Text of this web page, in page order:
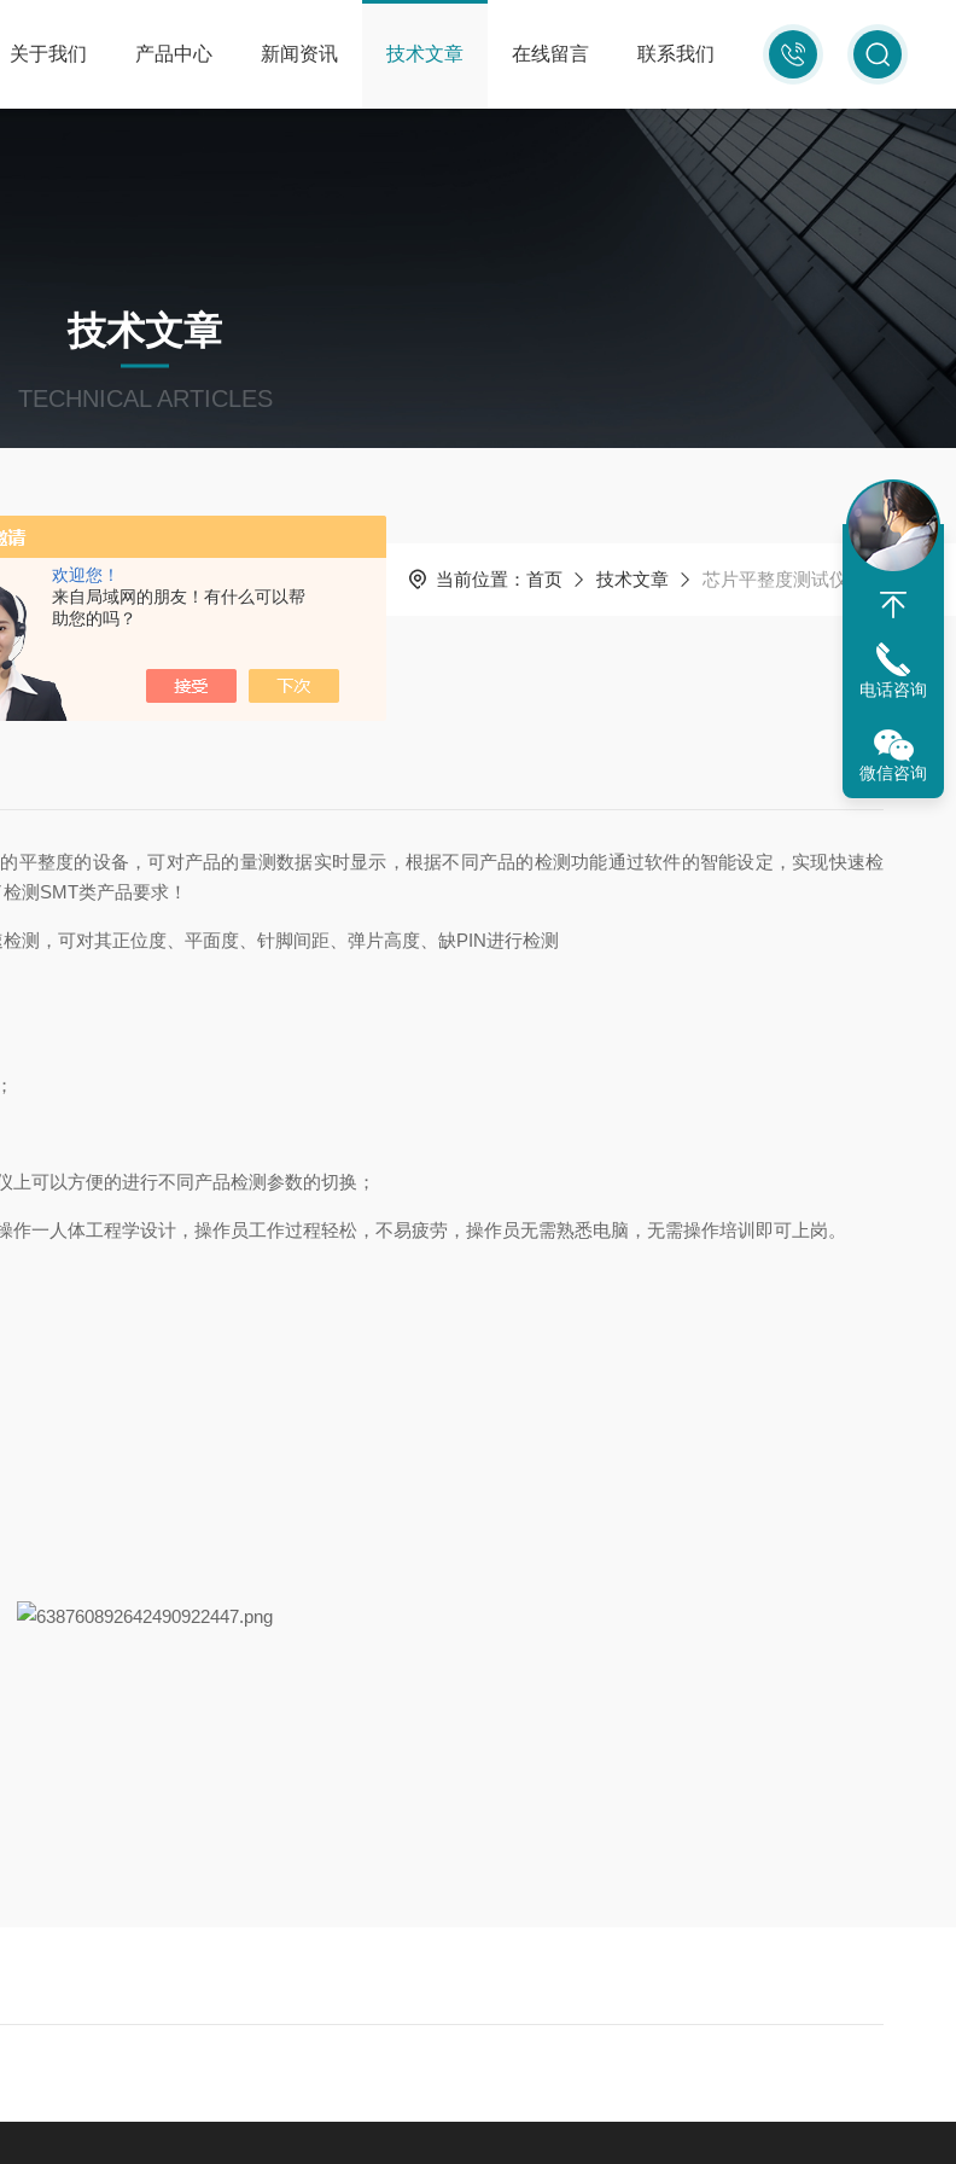
欢迎您！
来自局域网的朋友！有什么可以帮
助您的吗？
010-
87681080
关于我们 产品中心 新闻资讯 技术文章 在线留言 联系我们
技术文章
TECHNICAL ARTICLES
当前位置： 首页 技术文章 芯片平整度测试仪简介
整度的设备，可对产品的量测数据实时显示，根据不同产品的检测功能通过软件的智能设定，实现快速检
测SMT类产品要求！
测，可对其正位度、平面度、针脚间距、弹片高度、缺PIN进行检测
可以方便的进行不同产品检测参数的切换；
一人体工程学设计，操作员工作过程轻松，不易疲劳，操作员无需熟悉电脑，无需操作培训即可上岗。
电话咨询
微信咨询